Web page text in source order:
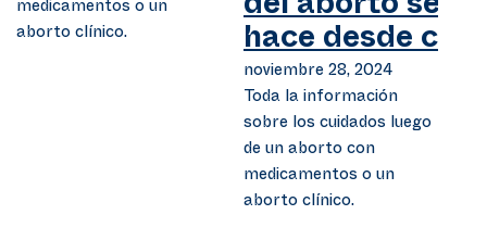
medicamentos o un
aborto clínico.
del aborto se
hace desde
noviembre 28, 2024
Toda la información
sobre los cuidados luego
de un aborto con
medicamentos o un
aborto clínico.